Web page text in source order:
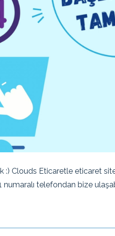
:) Clouds Eticaretle eticaret
numaralı telefondan bize